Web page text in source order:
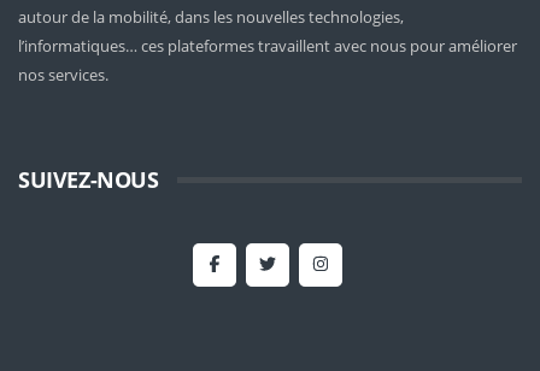
autour de la mobilité, dans les nouvelles technologies,
l’informatiques… ces plateformes travaillent avec nous pour améliorer
nos services.
SUIVEZ-NOUS